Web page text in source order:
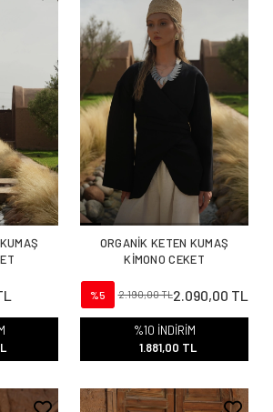
ORGANİK KETEN KUMAŞ
KİMONO CEKET
%5 2.190,00 TL2.090,00 TL
%10 İNDİRİM
1.881,00 TL